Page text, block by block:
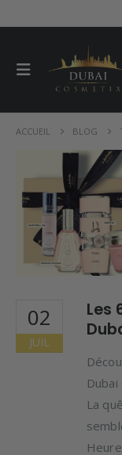
ACCUEIL BLOG
02
JUIL
Les
La